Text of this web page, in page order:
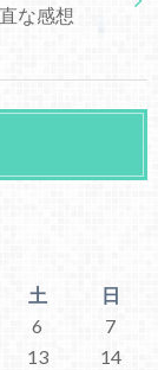
な感想
土
日
6
7
13
14